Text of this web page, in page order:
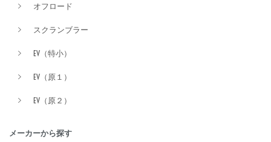
オフロード
スクランブラー
EV（特小）
EV（原１）
EV（原２）
メーカーから探す